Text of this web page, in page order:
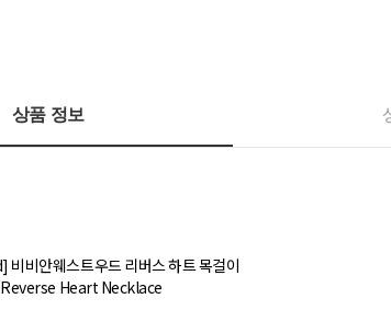
상품 정보
비안웨스트우드 리버스 하트 목걸이
Heart Necklace